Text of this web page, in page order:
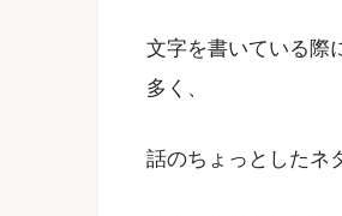
文字を書いている際
多く、
話のちょっとしたネ